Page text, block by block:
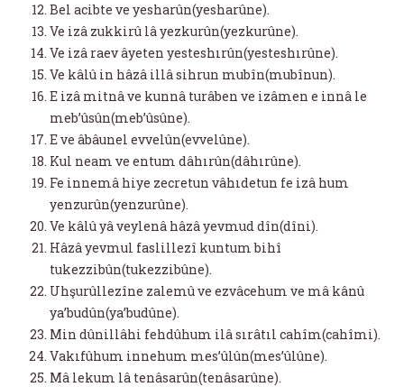
Bel acibte ve yesharûn(yesharûne).
Ve izâ zukkirû lâ yezkurûn(yezkurûne).
Ve izâ raev âyeten yesteshırûn(yesteshırûne).
Ve kâlû in hâzâ illâ sihrun mubîn(mubînun).
E izâ mitnâ ve kunnâ turâben ve izâmen e innâ le
meb’ûsûn(meb’ûsûne).
E ve âbâunel evvelûn(evvelûne).
Kul neam ve entum dâhırûn(dâhırûne).
Fe innemâ hiye zecretun vâhıdetun fe izâ hum
yenzurûn(yenzurûne).
Ve kâlû yâ veylenâ hâzâ yevmud dîn(dîni).
Hâzâ yevmul faslillezî kuntum bihî
tukezzibûn(tukezzibûne).
Uhşurûllezîne zalemû ve ezvâcehum ve mâ kânû
ya’budûn(ya’budûne).
Min dûnillâhi fehdûhum ilâ sırâtıl cahîm(cahîmi).
Vakıfûhum innehum mes’ûlûn(mes’ûlûne).
Mâ lekum lâ tenâsarûn(tenâsarûne).